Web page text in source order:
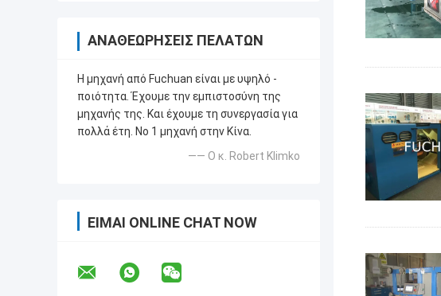
ΑΝΑΘΕΩΡΉΣΕΙΣ ΠΕΛΑΤΏΝ
Η μηχανή από Fuchuan είναι με υψηλό -
ποιότητα. Έχουμε την εμπιστοσύνη της
μηχανής της. Και έχουμε τη συνεργασία για
πολλά έτη. Νο 1 μηχανή στην Κίνα.
—— Ο κ. Robert Klimko
ΕΊΜΑΙ ONLINE CHAT NOW